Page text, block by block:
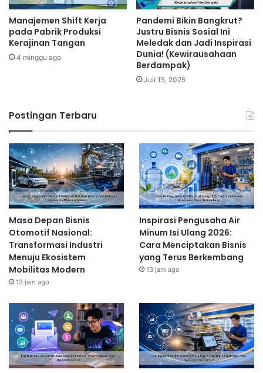
Manajemen Shift Kerja
pada Pabrik Produksi
Kerajinan Tangan
4 minggu ago
Pandemi Bikin Bangkrut?
Justru Bisnis Sosial Ini
Meledak dan Jadi Inspirasi
Dunia! (Kewirausahaan
Berdampak)
Juli 15, 2025
Postingan Terbaru
Masa Depan Bisnis
Otomotif Nasional:
Transformasi Industri
Menuju Ekosistem
Mobilitas Modern
13 jam ago
Inspirasi Pengusaha Air
Minum Isi Ulang 2026:
Cara Menciptakan Bisnis
yang Terus Berkembang
13 jam ago